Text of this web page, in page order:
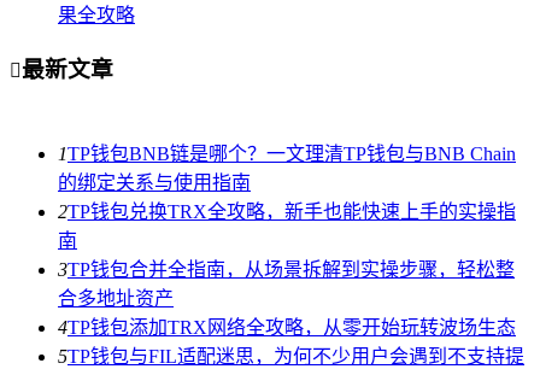
果全攻略
最新文章
1TP钱包BNB链是哪个？一文理清TP钱包与BNB Chain
的绑定关系与使用指南
2TP钱包兑换TRX全攻略，新手也能快速上手的实操指
南
3TP钱包合并全指南，从场景拆解到实操步骤，轻松整
合多地址资产
4TP钱包添加TRX网络全攻略，从零开始玩转波场生态
5TP钱包与FIL适配迷思，为何不少用户会遇到不支持提